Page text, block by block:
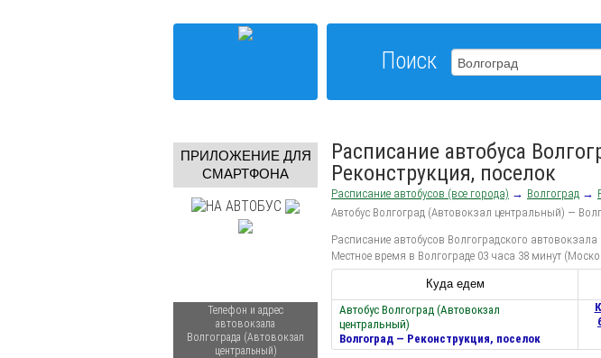
Поиск
ПРИЛОЖЕНИЕ ДЛЯ
СМАРТФОНА
Телефон и адрес
автовокзала
Волгограда (Автовокзал
центральный)
Расписание автобуса
Реконструкция, поселок
Расписание автобусов (все города) → Волгоград →
Автобус Волгоград (Автовокзал центральный) —
Расписание автобусов Волгоградского
Местное время в Волгограде 03 часа 38 минут
Куда едем
Автобус Волгоград (Автовокзал
центральный)
Волгоград — Реконструкция, поселок